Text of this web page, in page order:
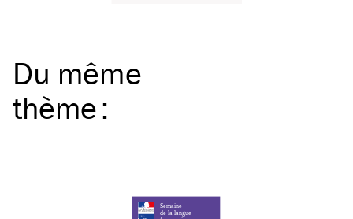
Du même
thème: